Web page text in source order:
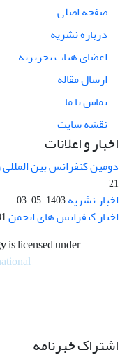
صفحه اصلی
درباره نشریه
اعضای هیات تحریریه
ارسال مقاله
تماس با ما
نقشه سایت
اخبار و اعلانات
دومین کنفرانس بین
21
اخبار نشریه1403-05-03
اخبار کنفرانس های انجمن
is licensed under
اشتراک خبرنامه